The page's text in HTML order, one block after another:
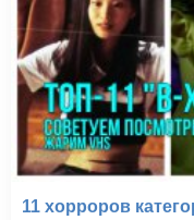
11 хорроров